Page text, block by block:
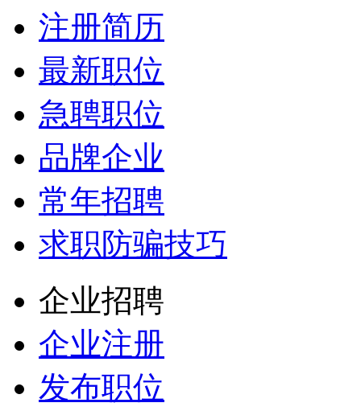
注册简历
最新职位
急聘职位
品牌企业
常年招聘
求职防骗技巧
企业招聘
企业注册
发布职位